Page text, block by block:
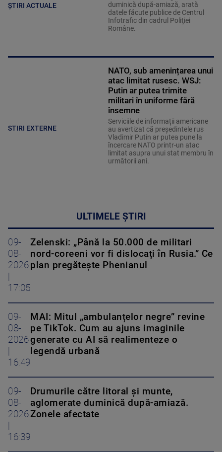
ȘTIRI ACTUALE
duminică după-amiază, arată
datele făcute publice de Centrul
Infotrafic din cadrul Poliţiei
Române.
STIRI EXTERNE
NATO, sub amenințarea unui
atac limitat rusesc. WSJ:
Putin ar putea trimite
militari în uniforme fără
însemne
Serviciile de informații americane
au avertizat că președintele rus
Vladimir Putin ar putea pune la
încercare NATO printr-un atac
limitat asupra unui stat membru în
următorii ani.
ULTIMELE ȘTIRI
09-
08-
2026
17:05
Zelenski: „Până la 50.000 de militari
nord-coreeni vor fi dislocați în Rusia.” Ce
plan pregătește Phenianul
09-
08-
2026
16:49
MAI: Mitul „ambulanțelor negre” revine
pe TikTok. Cum au ajuns imaginile
generate cu AI să realimenteze o
legendă urbană
09-
08-
2026
16:39
Drumurile către litoral și munte,
aglomerate duminică după-amiază.
Zonele afectate